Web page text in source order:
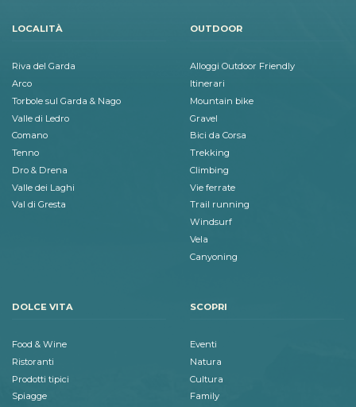
LOCALITÀ
Riva del Garda
Arco
Torbole sul Garda & Nago
Valle di Ledro
Comano
Tenno
Dro & Drena
Valle dei Laghi
Val di Gresta
OUTDOOR
Alloggi Outdoor Friendly
Itinerari
Mountain bike
Gravel
Bici da Corsa
Trekking
Climbing
Vie ferrate
Trail running
Windsurf
Vela
Canyoning
DOLCE VITA
Food & Wine
Ristoranti
Prodotti tipici
Spiagge
SCOPRI
Eventi
Natura
Cultura
Family